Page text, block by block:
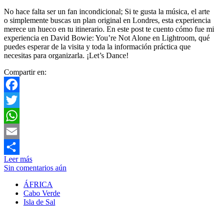
No hace falta ser un fan incondicional; Si te gusta la música, el arte
o simplemente buscas un plan original en Londres, esta experiencia
merece un hueco en tu itinerario. En este post te cuento cómo fue mi
experiencia en David Bowie: You’re Not Alone en Lightroom, qué
puedes esperar de la visita y toda la información práctica que
necesitas para organizarla. ¡Let’s Dance!
Compartir en:
Facebook
Twitter
WhatsApp
Email
Compartir
Leer más
Sin comentarios aún
ÁFRICA
Cabo Verde
Isla de Sal